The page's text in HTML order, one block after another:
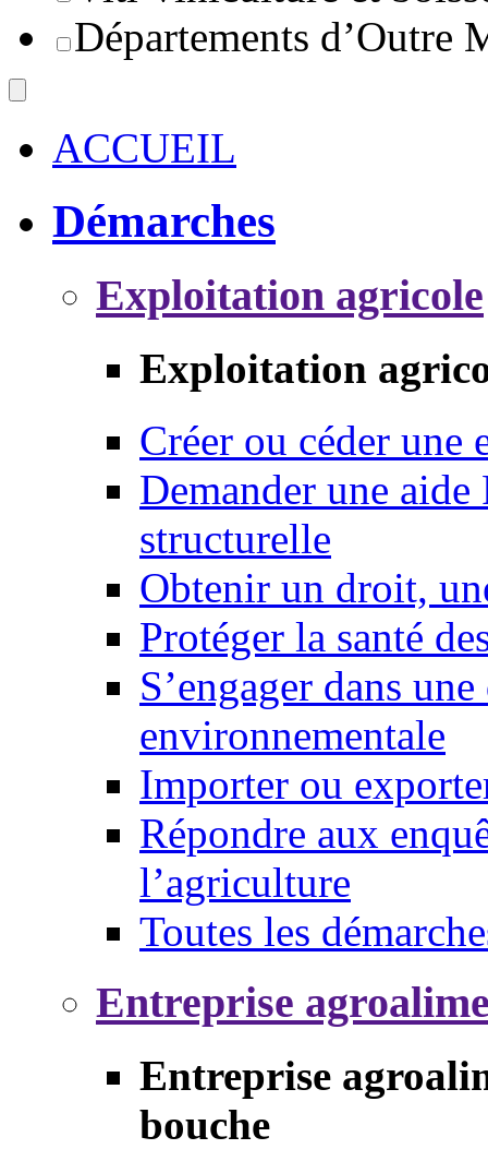
Départements d’Outre
ACCUEIL
Démarches
Exploitation agricole
Exploitation
Créer ou céder une
Demander une
structurelle
Obtenir un droit,
Protéger la santé
S’engager dans
environnementale
Importer ou
Répondre aux
l’agriculture
Toutes les
Entreprise
Entreprise
bouche